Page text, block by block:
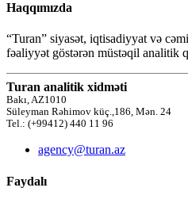
Haqqımızda
“Turan” siyasət, iqtisadiyyat və
fəaliyyət göstərən müstəqil analitik
Turan analitik xidməti
Bakı, AZ1010
Süleyman Rəhimov küç.,186, Mən. 24
Tel.: (+99412) 440 11 96
agency@turan.az
Faydalı